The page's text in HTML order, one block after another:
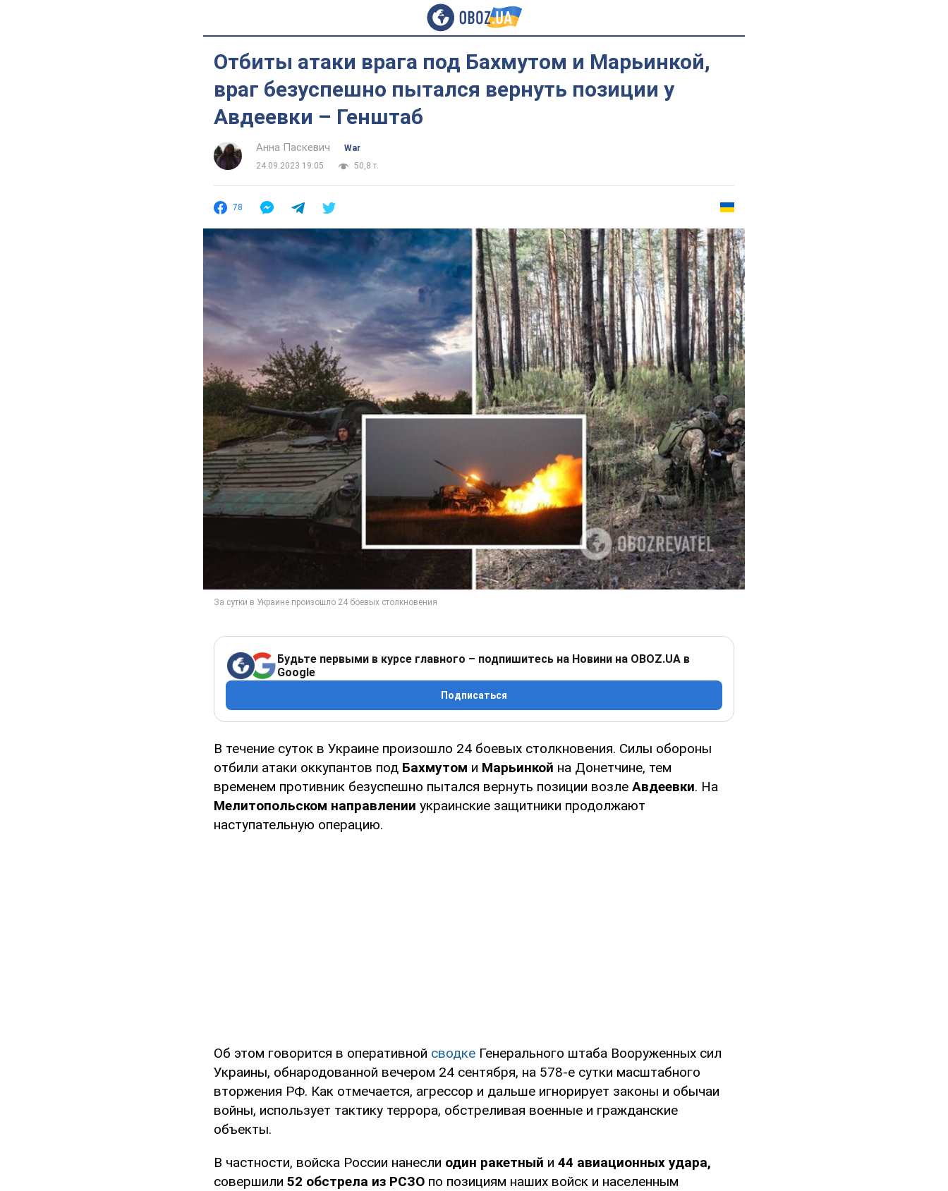
Отбиты атаки врага под Бахмутом и Марьинкой,
враг безуспешно пытался вернуть позиции у
Авдеевки – Генштаб
Анна Паскевич
War
24.09.2023 19:05
50,8 т.
78
Будьте первыми в курсе главного – подпишитесь на Новини на OBOZ.UA в
Google
Подписаться
В течение суток в Украине произошло 24 боевых столкновения. Силы обороны
отбили атаки оккупантов под Бахмутом и Марьинкой на Донетчине, тем
временем противник безуспешно пытался вернуть позиции возле Авдеевки. На
Мелитопольском направлении украинские защитники продолжают
наступательную операцию.
Об этом говорится в оперативной сводке Генерального штаба Вооруженных сил
Украины, обнародованной вечером 24 сентября, на 578-е сутки масштабного
вторжения РФ. Как отмечается, агрессор и дальше игнорирует законы и обычаи
войны, использует тактику террора, обстреливая военные и гражданские
объекты.
В частности, войска России нанесли один ракетный и 44 авиационных удара,
совершили 52 обстрела из РСЗО по позициям наших войск и населенным